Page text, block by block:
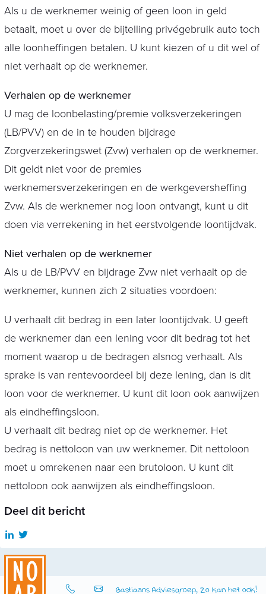
Als u de werknemer weinig of geen loon in geld
betaalt, moet u over de bijtelling privégebruik auto toch
alle loonheffingen betalen. U kunt kiezen of u dit wel of
niet verhaalt op de werknemer.
Verhalen op de werknemer
U mag de loonbelasting/premie volksverzekeringen
(LB/PVV) en de in te houden bijdrage
Zorgverzekeringswet (Zvw) verhalen op de werknemer.
Dit geldt niet voor de premies
werknemersverzekeringen en de werkgeversheffing
Zvw. Als de werknemer nog loon ontvangt, kunt u dit
doen via verrekening in het eerstvolgende loontijdvak.
Niet verhalen op de werknemer
Als u de LB/PVV en bijdrage Zvw niet verhaalt op de
werknemer, kunnen zich 2 situaties voordoen:
U verhaalt dit bedrag in een later loontijdvak. U geeft
de werknemer dan een lening voor dit bedrag tot het
moment waarop u de bedragen alsnog verhaalt. Als
sprake is van rentevoordeel bij deze lening, dan is dit
loon voor de werknemer. U kunt dit loon ook aanwijzen
als eindheffingsloon.
U verhaalt dit bedrag niet op de werknemer. Het
bedrag is nettoloon van uw werknemer. Dit nettoloon
moet u omrekenen naar een brutoloon. U kunt dit
nettoloon ook aanwijzen als eindheffingsloon.
Deel dit bericht
Bastiaans Adviesgroep, Zo kan het ook!